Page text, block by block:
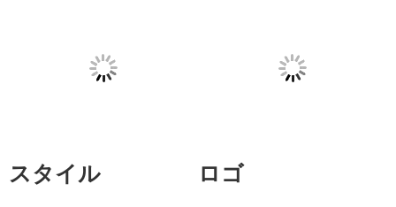
スタイル ロゴ